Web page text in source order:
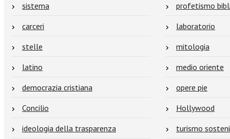
sistema
profetismo
carceri
laboratorio
stelle
mitologia
latino
medio oriente
democrazia cristiana
opere pie
Concilio
Hollywood
ideologia della trasparenza
turismo